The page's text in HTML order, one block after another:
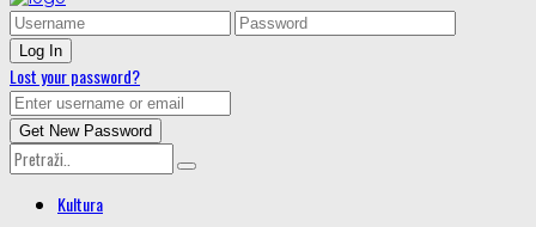
Lost your password?
Kultura